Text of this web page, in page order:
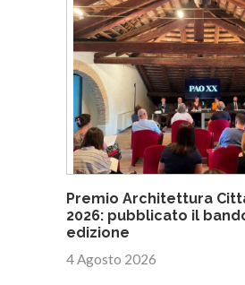
Premio Architettura
2026: pubblicato il
edizione
4 Agosto 2026